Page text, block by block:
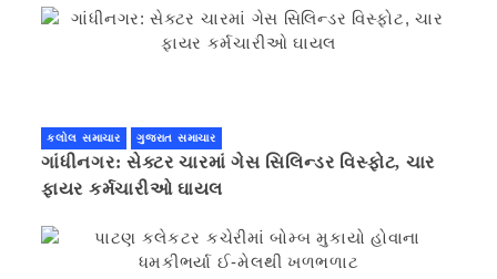
કલોલ સમાચાર ગુજરાત સમાચાર
ગાંધીનગર: સેક્ટર ચારમાં ગેસ સિલિન્ડર વિસ્ફોટ, ચાર
ફાયર કર્મચારીઓ ઘાયલ